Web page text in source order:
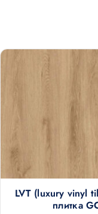
LVT (luxury vinyl
плитка